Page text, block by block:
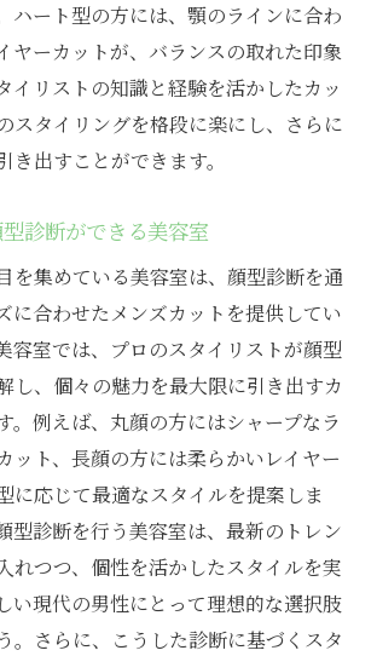
ハート型の方には、顎のラインに合わ
ヤーカットが、バランスの取れた印象
イリストの知識と経験を活かしたカッ
スタイリングを格段に楽にし、さらに
き出すことができます。
診断ができる美容室
を集めている美容室は、顔型診断を通
に合わせたメンズカットを提供してい
容室では、プロのスタイリストが顔型
し、個々の魅力を最大限に引き出すカ
。例えば、丸顔の方にはシャープなラ
ット、長顔の方には柔らかいレイヤー
に応じて最適なスタイルを提案しま
型診断を行う美容室は、最新のトレン
れつつ、個性を活かしたスタイルを実
い現代の男性にとって理想的な選択肢
。さらに、こうした診断に基づくスタ